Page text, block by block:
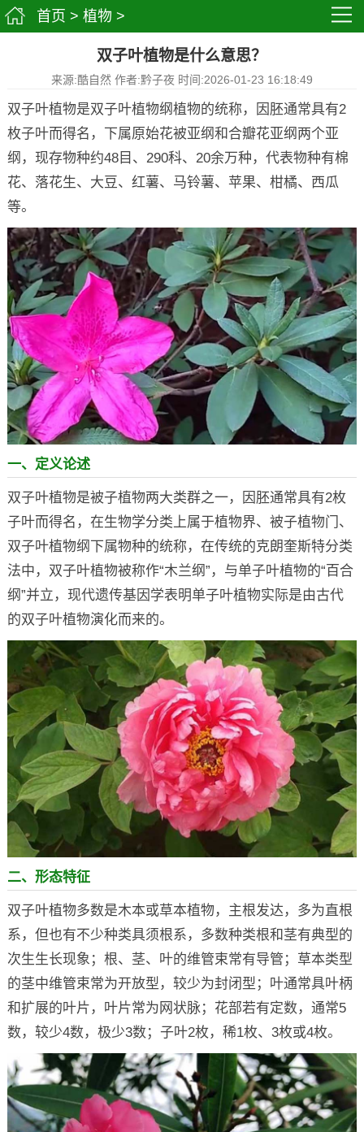
首页 > 植物 >
双子叶植物是什么意思？
来源:酷自然 作者:黔子夜 时间:2026-01-23 16:18:49
双子叶植物是双子叶植物纲植物的统称，因胚通常具有2
枚子叶而得名，下属原始花被亚纲和合瓣花亚纲两个亚
纲，现存物种约48目、290科、20余万种，代表物种有棉
花、落花生、大豆、红薯、马铃薯、苹果、柑橘、西瓜
等。
一、定义论述
双子叶植物是被子植物两大类群之一，因胚通常具有2枚
子叶而得名，在生物学分类上属于植物界、被子植物门、
双子叶植物纲下属物种的统称，在传统的克朗奎斯特分类
法中，双子叶植物被称作“木兰纲”，与单子叶植物的“百合
纲”并立，现代遗传基因学表明单子叶植物实际是由古代
的双子叶植物演化而来的。
二、形态特征
双子叶植物多数是木本或草本植物，主根发达，多为直根
系，但也有不少种类具须根系，多数种类根和茎有典型的
次生生长现象；根、茎、叶的维管束常有导管；草本类型
的茎中维管束常为开放型，较少为封闭型；叶通常具叶柄
和扩展的叶片，叶片常为网状脉；花部若有定数，通常5
数，较少4数，极少3数；子叶2枚，稀1枚、3枚或4枚。